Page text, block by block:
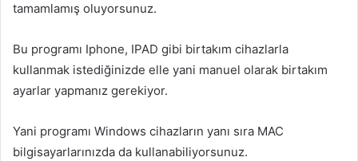
tamamlamış oluyorsunuz.
Bu programı Iphone, IPAD gibi birtakım cihazlarla
kullanmak istediğinizde elle yani manuel olarak birtakım
ayarlar yapmanız gerekiyor.
Yani programı Windows cihazların yanı sıra MAC
bilgisayarlarınızda da kullanabiliyorsunuz.